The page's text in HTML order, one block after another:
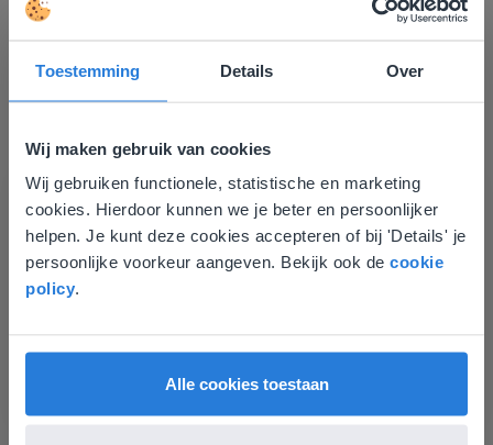
Toestemming Details Over
Wij maken gebruik van cookies
Wij gebruiken functionele, statistische en marketing
cookies. Hierdoor kunnen we je beter en persoonlijker
helpen. Je kunt deze cookies accepteren of bij 'Details' je
persoonlijke voorkeur aangeven. Bekijk ook de cookie
policy.
Alle cookies toestaan
Groep 8, Blok 9, Week 3, Les 11
Les
Groep 8, Blok 9, Week 3,
Groep 8, Blok 10, Week 2, Les 6
Deze website komt niet
overeen met je locatie
Gezien je locatie, denken we dat je misschien
liever naar de website voor English gaat. Hier
English
Nederland